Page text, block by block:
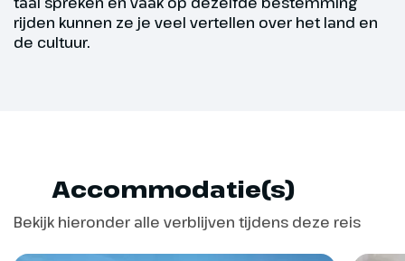
(optioneel, bij boeking opgeven).
De middag is ter vrije besteding.
het diner kan je op eigen
gelegenheid naar de kerstmis in
rijden kunnen ze je veel vertellen over het land en
de cultuur.
Accommodatie(s)
Bekijk hieronder alle verblijven tijdens deze reis